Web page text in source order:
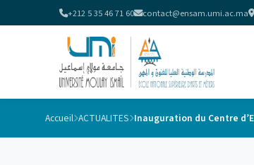
+212 5 35 46 71 60 contact@ensam.umi.ac.ma
Accueil ACTUALITES